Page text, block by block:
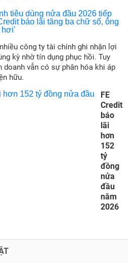
công ty tài chính ghi nhận lợi
kỳ nhờ tín dụng phục hồi. Tuy
doanh vẫn có sự phân hóa khi áp
hữu.
FE
Credit
báo
lãi
hơn
152
tỷ
đồng
nửa
đầu
năm
2026